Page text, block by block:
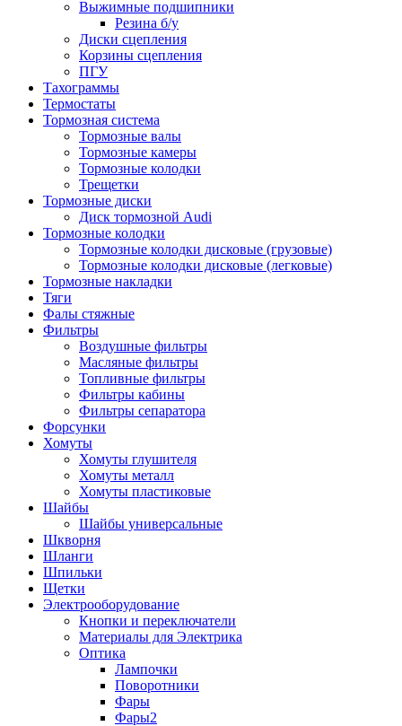
Выжимные подшипники
Резина б/у
Диски сцепления
Корзины сцепления
ПГУ
Тахограммы
Термостаты
Тормозная система
Тормозные валы
Тормозные камеры
Тормозные колодки
Трещетки
Тормозные диски
Диск тормозной Audi
Тормозные колодки
Тормозные колодки дисковые (грузовые)
Тормозные колодки дисковые (легковые)
Тормозные накладки
Тяги
Фалы стяжные
Фильтры
Воздушные фильтры
Масляные фильтры
Топливные фильтры
Фильтры кабины
Фильтры сепаратора
Форсунки
Хомуты
Хомуты глушителя
Хомуты металл
Хомуты пластиковые
Шайбы
Шайбы универсальные
Шкворня
Шланги
Шпильки
Щетки
Электрооборудование
Кнопки и переключатели
Материалы для Электрика
Оптика
Лампочки
Поворотники
Фары
Фары2